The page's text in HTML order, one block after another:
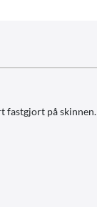
fastgjort på skinnen.